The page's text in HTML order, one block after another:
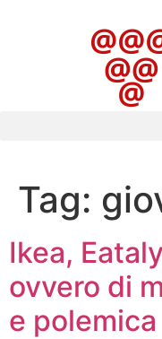
Tag:
Ikea,
ovvero di
e polemica